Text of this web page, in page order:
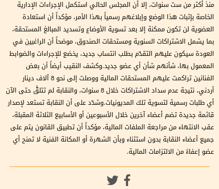
منذ أكثر من ست سنوات، إلا أن المجلس الحالي استكمل الإجراءات الإدارية
الخاصة بإثبات هذا الوضع وإبلاغهم رسمياً بهذا الأمر، مؤكداً أن استعادة
العضوية لن تكون ممكنة إلا بعد تسوية الأوضاع وتسديد المبالغ المستحقة،
بما يشمل الاشتراكات السنوية ومستحقات الصندوق، موضحاً أن الراغبين في
العودة سيكون عليهم التقدّم بطلب انتساب جديد، يخضع للإجراءات والضوابط
المعمول بها، شأنهم شأن أي عضو جديد.وكشف النقيب أيضاً أن بعض
الفنانين تراكمت عليهم المستحقات المالية ووصلت إلى نحو 8 آلاف دينار
أردني، نتيجة عدم سداد الاشتراكات خلال 8 سنوات، والنقابة لم تتلقَّ حتى الآن
أي طلبات رسمية لتسوية تلك المديونيات.وشدّد على أن النقابة تستعد لإصدار
قائمة جديدة تضم أعضاء آخرين خلال الأسبوعين أو الأسابيع الثلاثة المقبلة،
عقب الانتهاء من مراجعة الملفات المالية، مؤكداً أن تطبيق القانون يتم على
جميع أعضاء النقابة بدون استثناء وبأن الشهرة أو المكانة الفنية لا تمنح أي
عضو إعفاءً من الالتزامات المالية.